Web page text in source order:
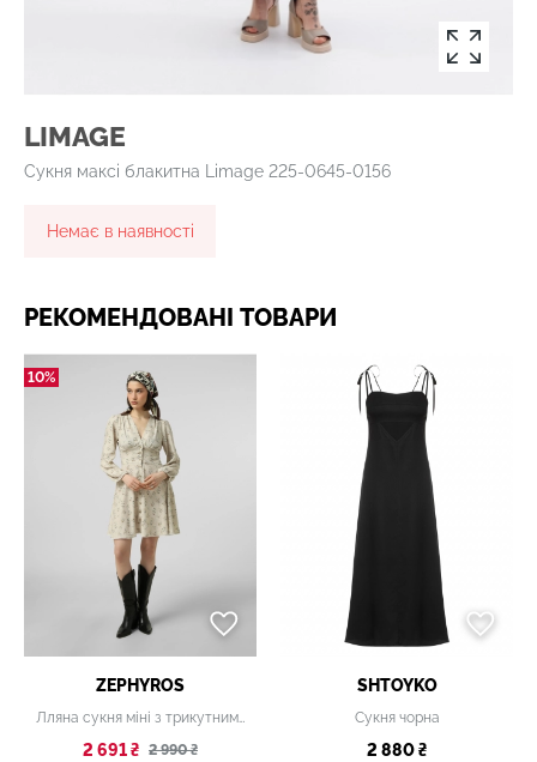
LIMAGE
Сукня максі блакитна Limage 225-0645-0156
Немає в наявності
РЕКОМЕНДОВАНІ ТОВАРИ
10%
ZEPHYROS
Лляна сукня міні з трикутним вирізом
2 691 ₴ 2 990 ₴
SHTOYKO
Сукня чорна
2 880 ₴